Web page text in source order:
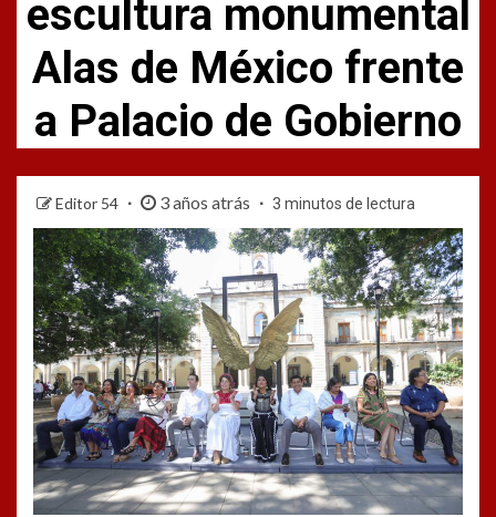
escultura monumental
Alas de México frente
a Palacio de Gobierno
Editor 54 3 años atrás 3 minutos de lectura